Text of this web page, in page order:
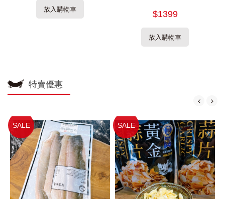
放入購物車
$1399
放入購物車
特賣優惠
SALE SALE